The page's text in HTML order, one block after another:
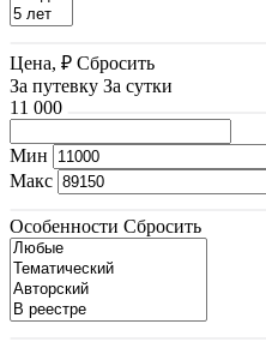
Цена, ₽ Сбросить
За путевку За сутки
11 000
Мин
Макс
Особенности Сбросить